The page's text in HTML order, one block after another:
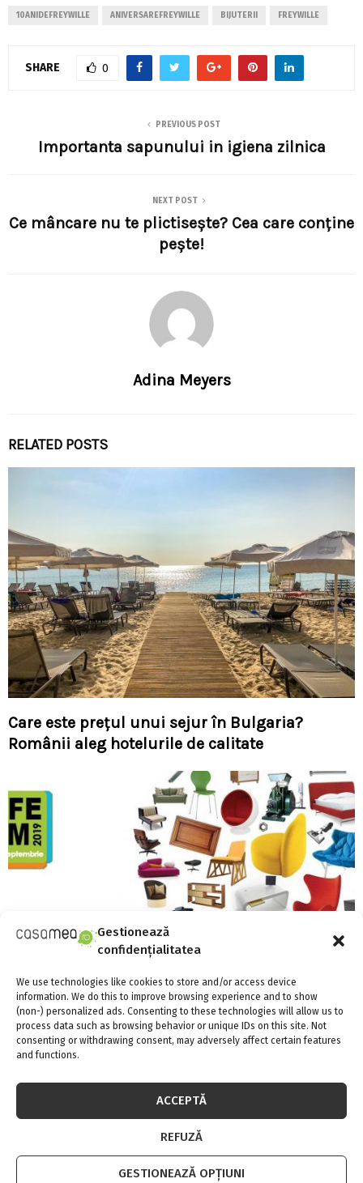
Gestionează
confidențialitatea
We use technologies like cookies to store and/or access device
information. We do this to improve browsing experience and to show
(non-) personalized ads. Consenting to these technologies will allow us to
process data such as browsing behavior or unique IDs on this site. Not
consenting or withdrawing consent, may adversely affect certain features
and functions.
ACCEPTĂ
REFUZĂ
GESTIONEAZĂ OPȚIUNI
10ANIDEFREYWILLE ANIVERSAREFREYWILLE BIJUTERII FREYWILLE
SHARE 0
PREVIOUS POST
Importanta sapunului in igiena zilnica
NEXT POST
Ce mâncare nu te plictisește? Cea care conține
pește!
Adina Meyers
RELATED POSTS
Care este prețul unui sejur în Bulgaria?
Românii aleg hotelurile de calitate
BIFE-SIM dezvăluie tendințele 2019/2020 în
mobilier și design interior!